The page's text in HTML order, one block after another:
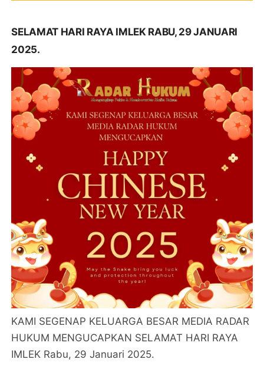
SELAMAT HARI RAYA IMLEK RABU, 29 JANUARI
2025.
KAMI SEGENAP KELUARGA BESAR MEDIA RADAR
HUKUM MENGUCAPKAN SELAMAT HARI RAYA
IMLEK Rabu, 29 Januari 2025.